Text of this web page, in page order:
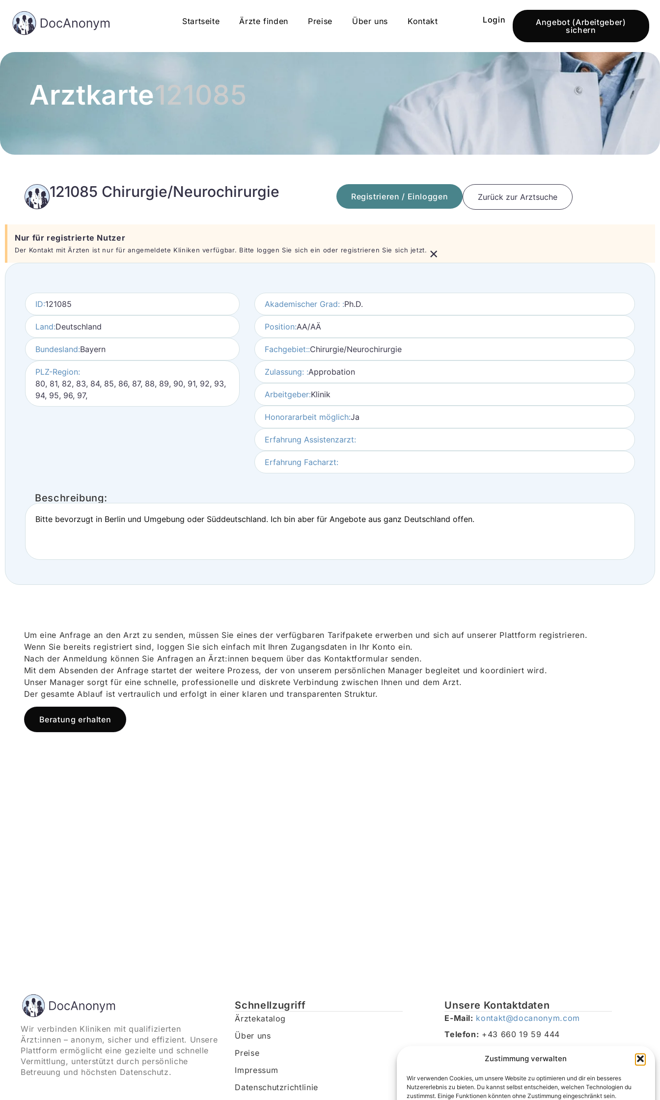
Zustimmung verwalten
Wir verwenden Cookies, um unsere Website zu optimieren und dir ein besseres
Nutzererlebnis zu bieten. Du kannst selbst entscheiden, welchen Technologien du
zustimmst. Einige Funktionen könnten ohne Zustimmung eingeschränkt sein.
Startseite Ärzte finden Preise Über uns Kontakt Login
Angebot (Arbeitgeber)
sichern
Arztkarte121085
121085 Chirurgie/Neurochirurgie Registrieren / Einloggen Zurück zur Arztsuche
Nur für registrierte Nutzer
Der Kontakt mit Ärzten ist nur für angemeldete Kliniken verfügbar. Bitte loggen Sie sich ein oder registrieren Sie sich jetzt. ×
ID:121085
Land:Deutschland
Bundesland:Bayern
PLZ-Region:
80, 81, 82, 83, 84, 85, 86, 87, 88, 89, 90, 91, 92, 93,
94, 95, 96, 97,
Akademischer Grad: :Ph.D.
Position:AA/AÄ
Fachgebiet::Chirurgie/Neurochirurgie
Zulassung: :Approbation
Arbeitgeber:Klinik
Honorararbeit möglich:Ja
Erfahrung Assistenzarzt:
Erfahrung Facharzt:
Beschreibung:
Bitte bevorzugt in Berlin und Umgebung oder Süddeutschland. Ich bin aber für Angebote aus ganz Deutschland offen.
Um eine Anfrage an den Arzt zu senden, müssen Sie eines der verfügbaren Tarifpakete erwerben und sich auf unserer Plattform registrieren.
Wenn Sie bereits registriert sind, loggen Sie sich einfach mit Ihren Zugangsdaten in Ihr Konto ein.
Nach der Anmeldung können Sie Anfragen an Ärzt:innen bequem über das Kontaktformular senden.
Mit dem Absenden der Anfrage startet der weitere Prozess, der von unserem persönlichen Manager begleitet und koordiniert wird.
Unser Manager sorgt für eine schnelle, professionelle und diskrete Verbindung zwischen Ihnen und dem Arzt.
Der gesamte Ablauf ist vertraulich und erfolgt in einer klaren und transparenten Struktur.
Beratung erhalten
Wir verbinden Kliniken mit qualifizierten
Ärzt:innen – anonym, sicher und effizient. Unsere
Plattform ermöglicht eine gezielte und schnelle
Vermittlung, unterstützt durch persönliche
Betreuung und höchsten Datenschutz.
Schnellzugriff
Ärztekatalog
Über uns
Preise
Impressum
Datenschutzrichtlinie
Unsere Kontaktdaten
E-Mail: kontakt@docanonym.com
Telefon: +43 660 19 59 444
Traunsee, Österreich